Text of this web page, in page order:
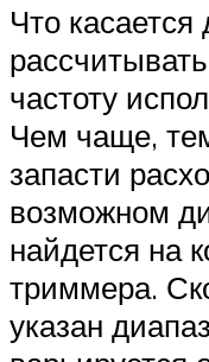
Что
частоту
Чем чаще,
запасти
возможном
найдется на
триммера.
указан